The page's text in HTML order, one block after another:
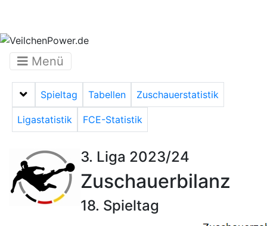
Menü
Menü auf-/zuklappen
Spieltag Tabellen Zuschauerstatistik
Ligastatistik FCE-Statistik
3. Liga 2023/24
Zuschauerbilanz
18. Spieltag